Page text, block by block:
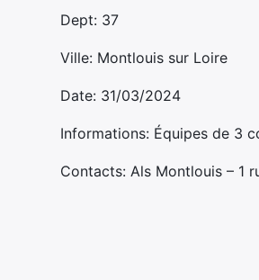
Dept: 37
Ville: Montlouis sur Loire
Date: 31/03/2024
Informations: Équipes de 3
Contacts: Als Montlouis – 1